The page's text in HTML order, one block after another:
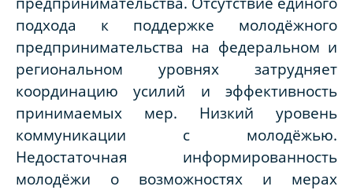
подхода к поддержке молодёжного
предпринимательства на федеральном и
региональном уровнях затрудняет
координацию усилий и эффективность
принимаемых мер. Низкий уровень
коммуникации с молодёжью.
Недостаточная информированность
молодёжи о возможностях и мерах